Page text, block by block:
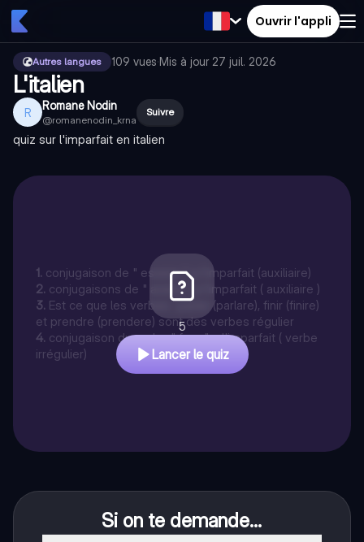
Ouvrir l'appli
Autres langues 109 vues·Mis à jour 27 juil. 2026
L'italien
R Romane Nodin
@romanenodin_krna
Suivre
quiz sur l'imparfait en italien
1. conjugaison de " essere " a l'imparfait (auxiliaire)
2. conjugaisons de " avere " a l'imparfait ( auxiliaire )
3. Est ce que les verbes ; parler (parlare), finir (finire)
et prendre (prendere) sont des verbes régulier
4. conjugaison du verbe " fare " a l'imparfait ( verbe
irrégulier)
5
Lancer le quiz
Si on te demande...